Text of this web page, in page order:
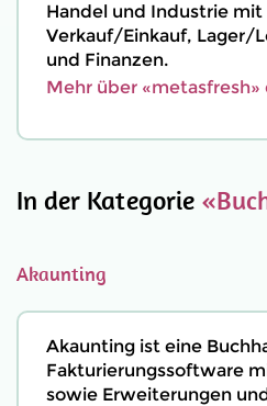
Handel und Industrie mit
Verkauf/Einkauf, Lager/
und Finanzen.
Mehr über «metasfresh»
In der Kategorie
Akaunting
Akaunting ist eine
Fakturierungssoftware
sowie Erweiterungen